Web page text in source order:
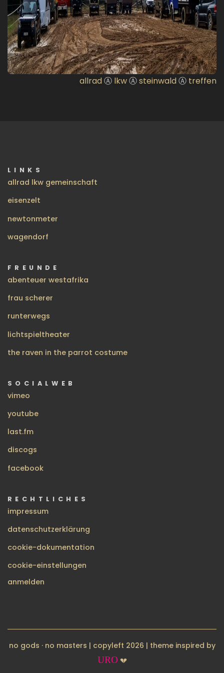
allradⒶ lkwⒶsteinwaldⒶ treffen
LINKS
allrad lkw gemeinschaft
eisenzelt
newtonmeter
wagendorf
FREUNDE
abenteuer westafrika
frau scherer
runterwegs
lichtspieltheater
the raven in the parrot costume
SOCIALWEB
vimeo
youtube
last.fm
discogs
facebook
RECHTLICHES
impressum
datenschutzerklärung
cookie-dokumentation
cookie-einstellungen
BENUTZERMENÜ
anmelden
no gods · no masters | copyleft 2026 | theme inspired by
URO 💔